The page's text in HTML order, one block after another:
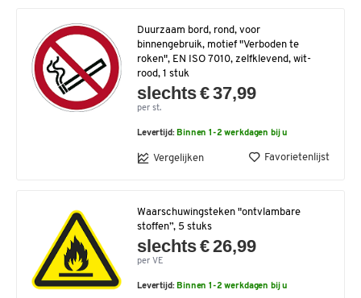
Duurzaam bord, rond, voor
binnengebruik, motief "Verboden te
roken", EN ISO 7010, zelfklevend, wit-
rood, 1 stuk
slechts € 37,99
per st.
Levertijd:Binnen 1-2 werkdagen bij u
Vergelijken Favorietenlijst
Waarschuwingsteken "ontvlambare
stoffen”, 5 stuks
slechts € 26,99
per VE
Levertijd:Binnen 1-2 werkdagen bij u